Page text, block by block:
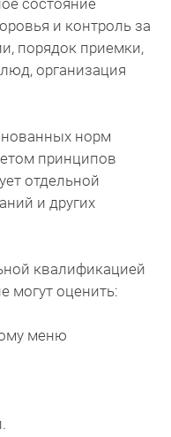
состояние
и контроль за
порядок приемки,
организация
норм
принципов
отдельной
и других
квалификацией
могут оценить:
меню